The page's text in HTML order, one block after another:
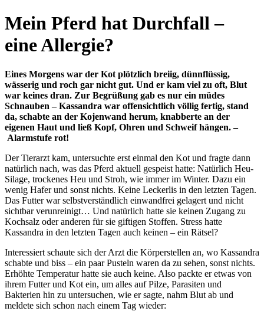
Mein Pferd hat Durchfall –
eine Allergie?
Eines Morgens war der Kot plötzlich breiig, dünnflüssig,
wässerig und roch gar nicht gut. Und er kam viel zu oft, Blut
war keines dran. Zur Begrüßung gab es nur ein müdes
Schnauben – Kassandra war offensichtlich völlig fertig, stand
da, schabte an der Kojenwand herum, knabberte an der
eigenen Haut und ließ Kopf, Ohren und Schweif hängen. –
Alarmstufe rot!
Der Tierarzt kam, untersuchte erst einmal den Kot und fragte dann
natürlich nach, was das Pferd aktuell gespeist hatte: Natürlich Heu-
Silage, trockenes Heu und Stroh, wie immer im Winter. Dazu ein
wenig Hafer und sonst nichts. Keine Leckerlis in den letzten Tagen.
Das Futter war selbstverständlich einwandfrei gelagert und nicht
sichtbar verunreinigt… Und natürlich hatte sie keinen Zugang zu
Kochsalz oder anderen für sie giftigen Stoffen. Stress hatte
Kassandra in den letzten Tagen auch keinen – ein Rätsel?
Interessiert schaute sich der Arzt die Körperstellen an, wo Kassandra
schabte und biss – ein paar Pusteln waren da zu sehen, sonst nichts.
Erhöhte Temperatur hatte sie auch keine. Also packte er etwas von
ihrem Futter und Kot ein, um alles auf Pilze, Parasiten und
Bakterien hin zu untersuchen, wie er sagte, nahm Blut ab und
meldete sich schon nach einem Tag wieder: